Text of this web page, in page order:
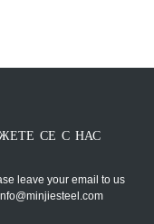
СЕ С НАС
leave your email to us